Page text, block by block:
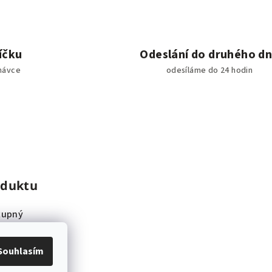
Odeslání do druhého
odesíláme do 24 hodin